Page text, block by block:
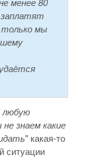
только мы
любую
знаем какие
" какая-то
ситуации